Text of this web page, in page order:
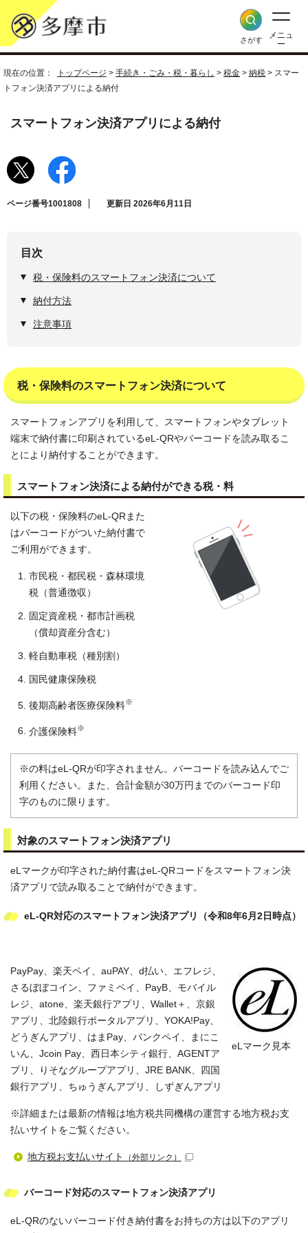
さがす
メニュ
ー
現在の位置： トップページ > 手続き・ごみ・税・暮らし > 税金 > 納税 > スマー
トフォン決済アプリによる納付
スマートフォン決済アプリによる納付
ページ番号1001808 更新日 2026年6月11日
目次
税・保険料のスマートフォン決済について
納付方法
注意事項
税・保険料のスマートフォン決済について
スマートフォンアプリを利用して、スマートフォンやタブレット
端末で納付書に印刷されているeL-QRやバーコードを読み取るこ
とにより納付することができます。
スマートフォン決済による納付ができる税・料
以下の税・保険料のeL-QRまた
はバーコードがついた納付書で
ご利用ができます。
市民税・都民税・森林環境
税（普通徴収）
固定資産税・都市計画税
（償却資産分含む）
軽自動車税（種別割）
国民健康保険税
後期高齢者医療保険料※
介護保険料※
※の料はeL-QRが印字されません。バーコードを読み込んでご
利用ください。また、合計金額が30万円までのバーコード印
字のものに限ります。
対象のスマートフォン決済アプリ
eLマークが印字された納付書はeL-QRコードをスマートフォン決
済アプリで読み取ることで納付ができます。
eL-QR対応のスマートフォン決済アプリ（令和8年6月2日時点）
eLマーク見本
PayPay、楽天ペイ、auPAY、d払い、エフレジ、
さるぼぼコイン、ファミペイ、PayB、モバイル
レジ、atone、楽天銀行アプリ、Wallet＋、京銀
アプリ、北陸銀行ポータルアプリ、YOKA!Pay、
どうぎんアプリ、はまPay、バンクペイ、まにこ
いん、Jcoin Pay、西日本シティ銀行、AGENTア
プリ、りそなグループアプリ、JRE BANK、四国
銀行アプリ、ちゅうぎんアプリ、しずぎんアプリ
※詳細または最新の情報は地方税共同機構の運営する地方税お支
払いサイトをご覧ください。
地方税お支払いサイト （外部リンク）
バーコード対応のスマートフォン決済アプリ
eL-QRのないバーコード付き納付書をお持ちの方は以下のアプリ